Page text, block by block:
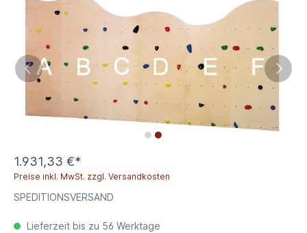
1.931,33 €*
Preise inkl. MwSt. zzgl. Versandkosten
SPEDITIONSVERSAND
Lieferzeit bis zu 56 Werktage